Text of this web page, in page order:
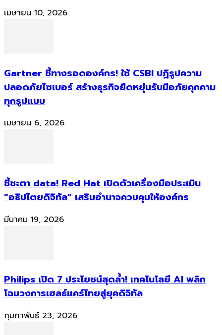
เมษายน 10, 2026
Gartner ชี้ทางรอดองค์กร! ใช้ CSBI ปฏิรูปความ
ปลอดภัยไซเบอร์ สร้างธุรกิจยืดหยุ่นรับมือภัยคุกคาม
ทุกรูปแบบ
เมษายน 6, 2026
ชี้ชะตา data! Red Hat เปิดตัวเครื่องมือประเมิน
“อธิปไตยดิจิทัล” เสริมอำนาจควบคุมให้องค์กร
มีนาคม 19, 2026
Philips เปิด 7 ประโยชน์สุดล้ำ! เทคโนโลยี AI พลิก
โฉมวงการเฮลธ์แคร์ไทยสู่ยุคดิจิทัล
กุมภาพันธ์ 23, 2026